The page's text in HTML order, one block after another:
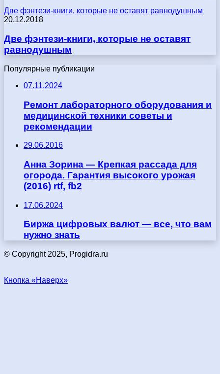
Две фэнтези-книги, которые не оставят равнодушным
20.12.2018
Две фэнтези-книги, которые не оставят
равнодушным
Популярные публикации
07.11.2024
Ремонт лабораторного оборудования и
медицинской техники советы и
рекомендации
29.06.2016
Анна Зорина — Крепкая рассада для
огорода. Гарантия высокого урожая
(2016) rtf, fb2
17.06.2024
Биржа цифровых валют — все, что вам
нужно знать
© Copyright 2025, Progidra.ru
Кнопка «Наверх»